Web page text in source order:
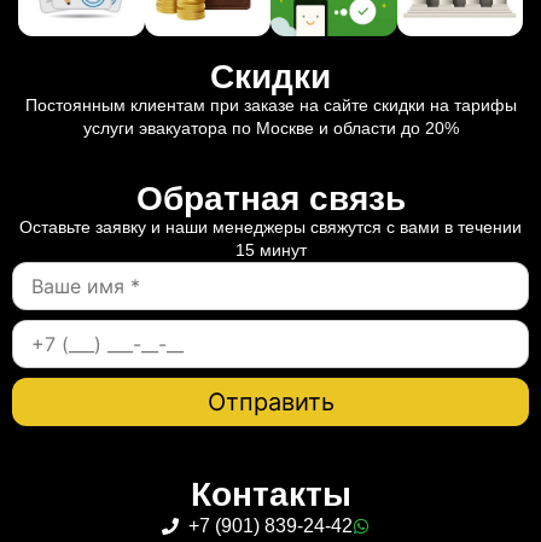
Скидки
Постоянным клиентам при заказе на сайте скидки на тарифы
услуги эвакуатора по Москве и области до 20%
Обратная связь
Оставьте заявку и наши менеджеры свяжутся с вами в течении
15 минут
Контакты
+7 (901) 839-24-42